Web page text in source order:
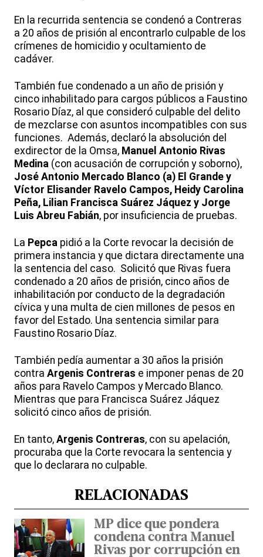
En la recurrida sentencia se condenó a Contreras
a 20 años de prisión al encontrarlo culpable de los
crímenes de homicidio y ocultamiento de
cadáver.
También fue condenado a un año de prisión y
cinco inhabilitado para cargos públicos a Faustino
Rosario Díaz, al que consideró culpable del delito
de mezclarse con asuntos incompatibles con sus
funciones. Además, declaró la absolución del
exdirector de la Omsa, Manuel Antonio Rivas
Medina (con acusación de corrupción y soborno),
José Antonio Mercado Blanco (a) El Grande y
Víctor Elisander Ravelo Campos, Heidy Carolina
Peña, Lilian Francisca Suárez Jáquez y Jorge
Luis Abreu Fabián, por insuficiencia de pruebas.
La Pepca pidió a la Corte revocar la decisión de
primera instancia y que dictara directamente una
la sentencia del caso. Solicitó que Rivas fuera
condenado a 20 años de prisión, cinco años de
inhabilitación por conducto de la degradación
cívica y una multa de cien millones de pesos en
favor del Estado. Una sentencia similar para
Faustino Rosario Díaz.
También pedía aumentar a 30 años la prisión
contra Argenis Contreras e imponer penas de 20
años para Ravelo Campos y Mercado Blanco.
Mientras que para Francisca Suárez Jáquez
solicitó cinco años de prisión.
En tanto, Argenis Contreras, con su apelación,
procuraba que la Corte revocara la sentencia y
que lo declarara no culpable.
RELACIONADAS
MP dice que pondera
condena contra Manuel
Rivas por corrupción en